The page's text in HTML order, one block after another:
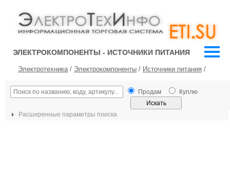
ЭЛЕКТРОКОМПОНЕНТЫ - ИСТОЧНИКИ ПИТАНИЯ
Электротехника/ Электрокомпоненты / Источники питания /
Продам Куплю
Расширенные параметры поиска